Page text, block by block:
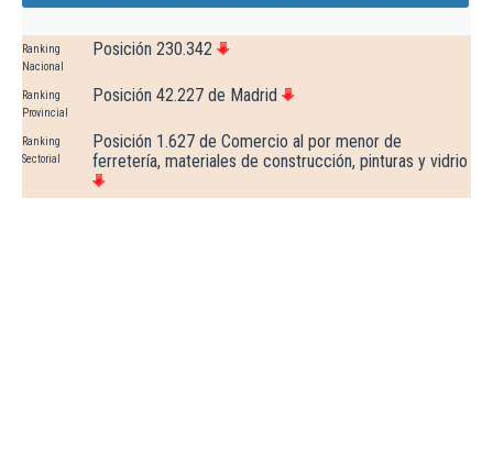
Ranking
Nacional
Posición 230.342
Ranking
Provincial
Posición 42.227 de Madrid
Ranking
Sectorial
Posición 1.627 de Comercio al por menor de
ferretería, materiales de construcción, pinturas y vidrio